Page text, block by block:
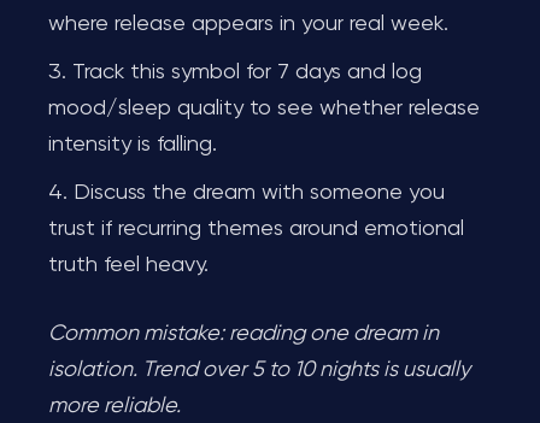
where release appears in your real week.
Track this symbol for 7 days and log
mood/sleep quality to see whether release
intensity is falling.
Discuss the dream with someone you
trust if recurring themes around emotional
truth feel heavy.
Common mistake: reading one dream in
isolation. Trend over 5 to 10 nights is usually
more reliable.